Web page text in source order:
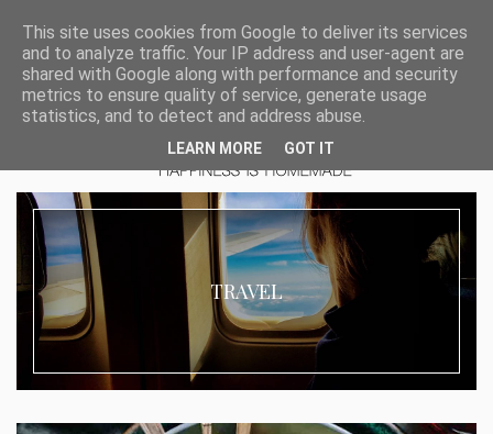
TRAVEL
This site uses cookies from Google to deliver its services
and to analyze traffic. Your IP address and user-agent are
shared with Google along with performance and security
metrics to ensure quality of service, generate usage
statistics, and to detect and address abuse.
LEARN MORE GOT IT